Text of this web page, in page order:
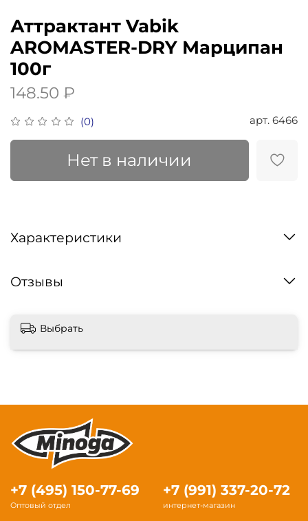
(0) арт. 6466
Аттрактант Vabik
AROMASTER-DRY Марципан
100г
148.50 ₽
Нет в наличии
Характеристики
Отзывы
Выбрать
+7 (495) 150-77-69
Оптовый отдел
+7 (991) 337-20-72
интернет-магазин